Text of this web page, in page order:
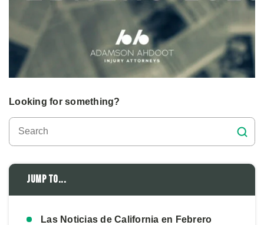
Looking for something?
Jump to...
Las Noticias de California en Febrero